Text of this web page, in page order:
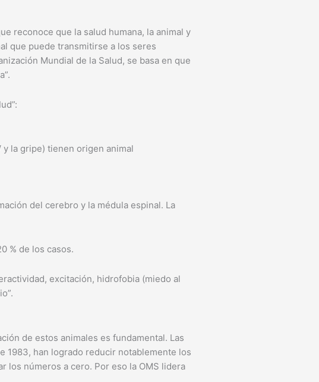
reconoce que la salud humana, la animal y
que puede transmitirse a los seres
Mundial de la Salud, se basa en que
la gripe) tienen origen animal
del cerebro y la médula espinal. La
% de los casos.
excitación, hidrofobia (miedo al
de estos animales es fundamental. Las
1983, han logrado reducir notablemente los
los números a cero. Por eso la OMS lidera